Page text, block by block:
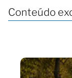
Conteúdo